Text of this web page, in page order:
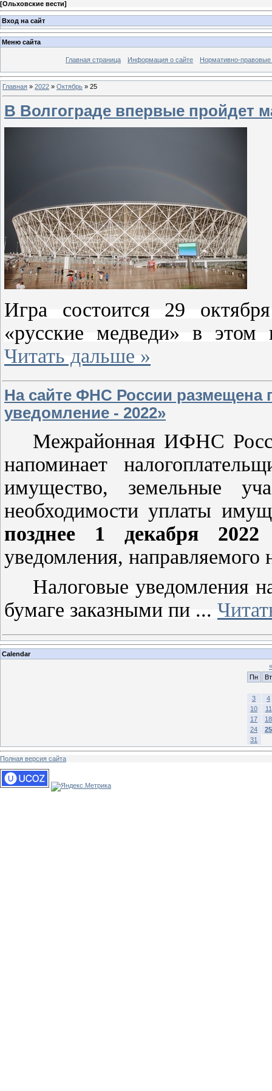
[Ольховские вести]
Вход на сайт
Меню сайта
Главная страница Информация о сайте Нормативно-правовые
Главная » 2022 » Октябрь » 25
В Волгограде впервые пройдет
Игра состоится 29
«русские медведи» в
Читать дальше »
На сайте ФНС России размещена
уведомление - 2022»
Межрайонная ИФНС
напоминает
имущество, земельные
необходимости уплаты
позднее 1 декабря 2022
уведомления, направляемого
Налоговые уведомления
бумаге заказными пи ...
Calendar
«
Пн
Вт
3
4
10
11
17
18
24
25
31
Полная версия сайта